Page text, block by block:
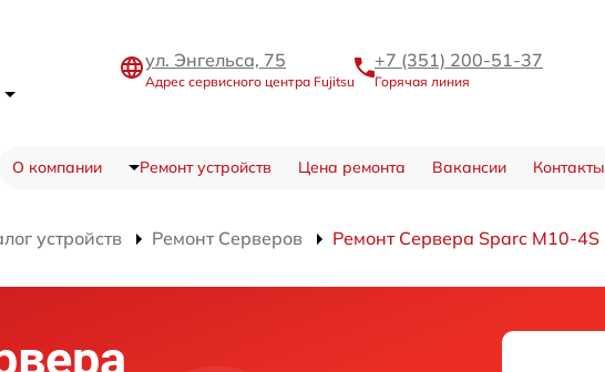
ул. Энгельса, 75
Адрес сервисного центра Fujitsu
+7 (351) 200-51-37
Горячая линия
О компании Ремонт устройств Цена ремонта Вакансии Контакты
устройств Ремонт Серверов Ремонт Сервера Sparc M10-4S